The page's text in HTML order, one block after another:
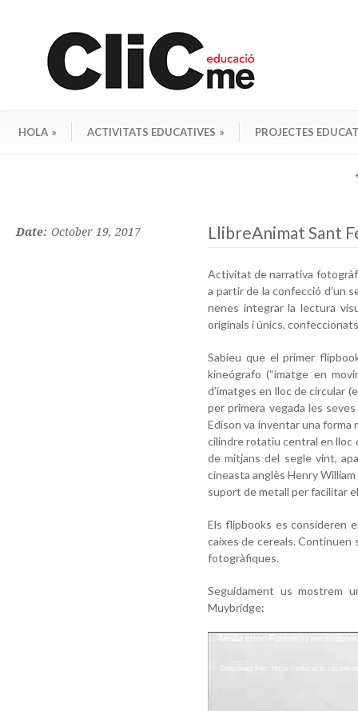
HOLA » ACTIVITATS EDUCATIVES » PROJECTES
Date: October 19, 2017 LlibreAnimat Sant
Activitat de narrativa
a partir de la confecció d’un
nenes integrar la lectura
originals i únics,
Sabíeu que el primer
kineógrafo (“imatge en
d’imatges en lloc de circular
per primera vegada les
Edison va inventar una forma
cilindre rotatiu central en lloc
de mitjans del segle vint,
cineasta anglès Henry William
suport de metall per facilitar
Elsflipbooks es consideren
caixes de cereals.
fotogràfiques.
Seguidament us mostrem
Muybridge:
Video
Media error: Format(s) not
Download File: https://